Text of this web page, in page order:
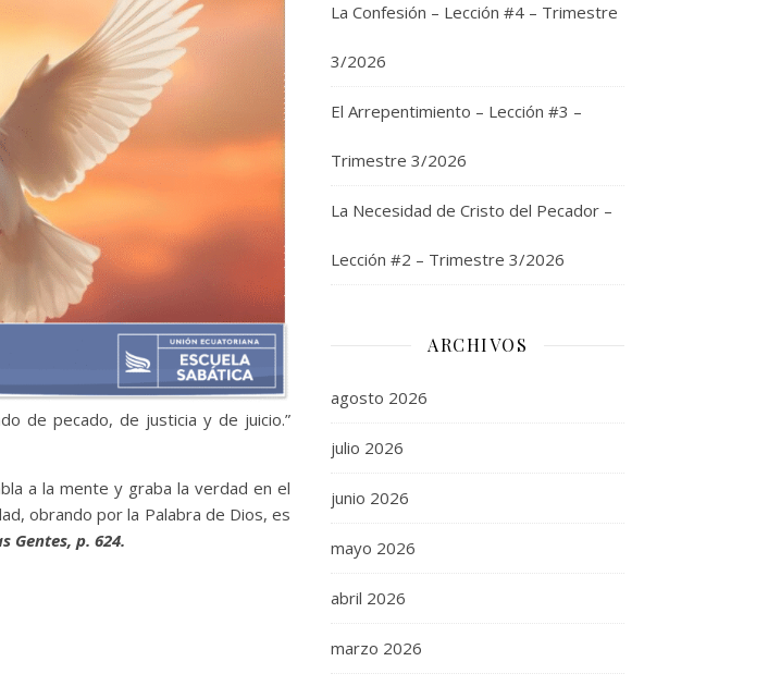
de pecado, de justicia y de juicio.”
a la mente y graba la verdad en el
obrando por la Palabra de Dios, es
Gentes, p. 624.
La Confesión – Lección #4 – Trimestre
3/2026
El Arrepentimiento – Lección #3 –
Trimestre 3/2026
La Necesidad de Cristo del Pecador –
Lección #2 – Trimestre 3/2026
ARCHIVOS
agosto 2026
julio 2026
junio 2026
mayo 2026
abril 2026
marzo 2026